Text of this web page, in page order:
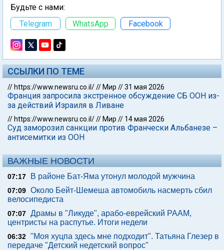
Будьте с нами:
Telegram
WhatsApp Facebook
ССЫЛКИ ПО ТЕМЕ
// https://www.newsru.co.il/// Мир //31 мая 2026
Франция запросила экстренное обсуждение СБ ООН из-
за действий Израиля в Ливане
// https://www.newsru.co.il/// Мир // 14 мая 2026
Суд заморозил санкции против Франчески Альбанезе –
антисемитки из ООН
ВАЖНЫЕ НОВОСТИ
07:17 В районе Бат-Яма утонул молодой мужчина
07:09 Около Бейт-Шемеша автомобиль насмерть сбил
велосипедиста
07:07 Драмы в "Ликуде", арабо-еврейский РААМ,
центристы на распутье. Итоги недели
06:32 "Моя хуцпа здесь мне подходит". Татьяна Глезер в
передаче "Детский недетский вопрос"